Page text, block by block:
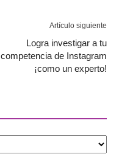
Artículo siguiente
Logra investigar a tu
competencia de Instagram
¡como un experto!